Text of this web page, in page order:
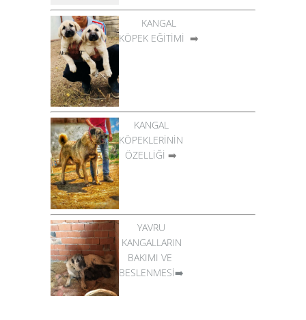
KANGAL
KÖPEK EĞİTİMİ ➡️
KANGAL
KÖPEKLERİNİN
ÖZELLİĞİ ➡️
YAVRU
KANGALLARIN
BAKIMI VE
BESLENMESİ➡️